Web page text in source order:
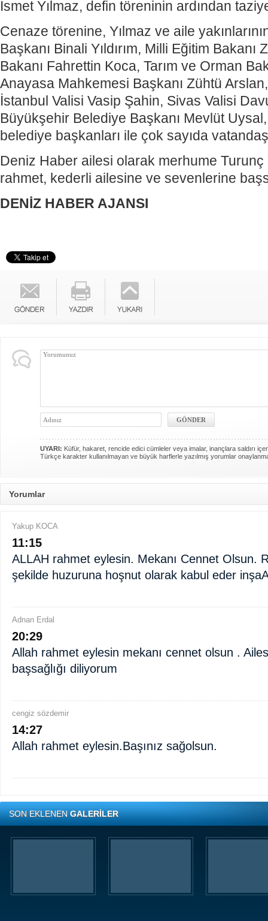
İsmet Yılmaz, defin töreninin ardından
Cenaze törenine, Yılmaz ve aile
Başkanı Binali Yıldırım, Milli Eğitim Bakanı
Bakanı Fahrettin Koca, Tarım ve Orman
Anayasa Mahkemesi Başkanı Zühtü
İstanbul Valisi Vasip Şahin, Sivas Valisi
Büyükşehir Belediye Başkanı Mevlüt
belediye başkanları ile çok sayıda vatandaş
Deniz Haber ailesi olarak merhume Turunç
rahmet, kederli ailesine ve sevenlerine
DENİZ HABER AJANSI
UYARI: Küfür, hakaret, rencide edici cümleler veya imalar, inançlara saldırı
Türkçe karakter kullanılmayan ve büyük harflerle yazılmış yorumlar
Yorumlar
Yakup KOCA
11:15
ALLAH rahmet eylesin. Mekanı Cennet Olsun.
şekilde huzuruna hoşnut olarak kabul eder
Adnan Erdal
20:29
Allah rahmet eylesin mekanı cennet olsun .
başsağlığı diliyorum
cengiz sözdemir
14:27
Allah rahmet eylesin.Başınız sağolsun.
SON EKLENENGALERİLER